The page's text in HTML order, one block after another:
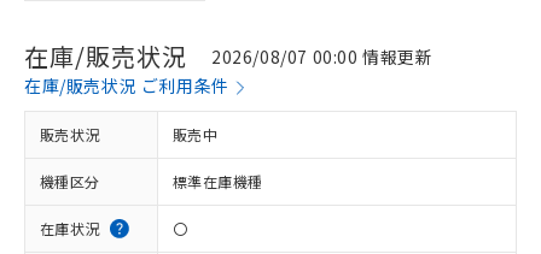
在庫/販売状況
2026/08/07 00:00 情報更新
在庫/販売状況 ご利用条件
販売状況 販売中
機種区分 標準在庫機種
在庫状況 〇